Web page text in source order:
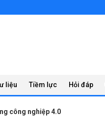
liệu Tiềm lực Hỏi đáp
công nghiệp 4.0